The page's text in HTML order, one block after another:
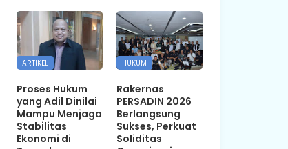
ARTIKEL
Proses Hukum
yang Adil Dinilai
Mampu Menjaga
Stabilitas
Ekonomi di
HUKUM
Rakernas
PERSADIN 2026
Berlangsung
Sukses, Perkuat
Soliditas